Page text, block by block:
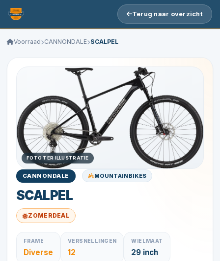
Terug naar overzicht
Voorraad CANNONDALE SCALPEL
FOTO TER ILLUSTRATIE
CANNONDALE MOUNTAINBIKES
SCALPEL
ZOMERDEAL
FRAME
Diverse
VERSNELLINGEN
12
WIELMAAT
29 inch